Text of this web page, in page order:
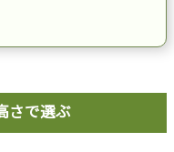
さで選ぶ